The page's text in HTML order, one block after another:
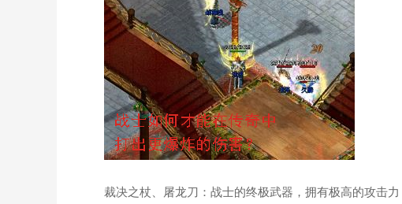
裁决之杖、屠龙刀：战士的终极武器，拥有极高的攻击力